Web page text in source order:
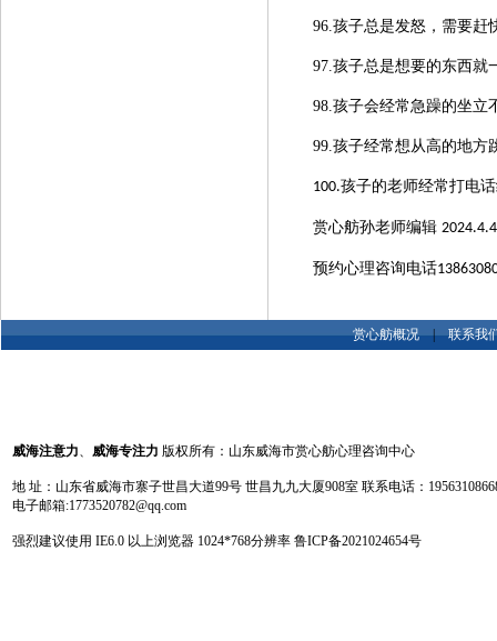
96.孩子总是发怒 ， 需要赶
97.孩子总是想要的东西就
98.孩子会经常急躁的坐立
99.孩子经常想从高的地方
100.孩子的老师经常打电
赏心舫孙老师编辑 2024.4.4
预约心理咨询电话
赏心舫概况|联系我
威海注意力、 威海专注力 版权所有：山东威海市赏心舫心理咨询中心
地 址：山东省威海市寨子世昌大道99号 世昌九九大厦908室 联系电话：
电子邮箱:1773520782@qq.com
强烈建议使用 IE6.0 以上浏览器 1024*768分辨率 鲁ICP备2021024654号